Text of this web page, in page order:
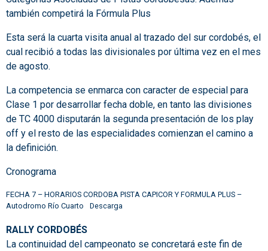
también competirá la Fórmula Plus
Esta será la cuarta visita anual al trazado del sur cordobés, el
cual recibió a todas las divisionales por última vez en el mes
de agosto.
La competencia se enmarca con caracter de especial para
Clase 1 por desarrollar fecha doble, en tanto las divisiones
de TC 4000 disputarán la segunda presentación de los play
off y el resto de las especialidades comienzan el camino a
la definición.
Cronograma
FECHA 7 – HORARIOS CORDOBA PISTA CAPICOR Y FORMULA PLUS –
Autodromo Río Cuarto
Descarga
RALLY CORDOBÉS
La continuidad del campeonato se concretará este fin de